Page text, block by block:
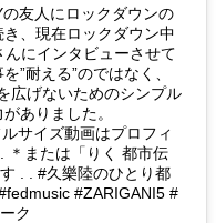
友人にロックダウンの
、現在ロックダウン中
にインタビューさせて
”耐える”のではなく、
広げないためのシンプル
ありました。
サイズ動画はプロフィ
＊または「りく 都市伝
. . #久樂陸のひとり都
#ZARIGANI5 #
ク